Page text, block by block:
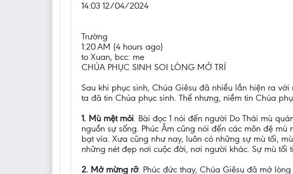
14:03 12/04/2024
Trường
1:20 AM (4 hours ago)
to Xuan, bcc: me
CHÚA PHỤC SINH SOI LÒNG MỞ TRÍ
Sau khi phục sinh, Chúa Giêsu đã nhiều lần hiện ra
ta đã tin Chúa phục sinh. Thế nhưng, niềm tin Chúa
1. Mù mệt mỏi. Bài đọc 1 nói đến người Do Thái mù
nguồn sự sống. Phúc Âm cũng nói đến các môn đệ
bạt vía. Xưa cũng như nay, luôn có những sự mù tối,
những nét đẹp nơi cuộc đời, nơi người khác. Sự mù tối
2. Mở mừng rỡ. Phúc đức thay, Chúa Giêsu đã mở